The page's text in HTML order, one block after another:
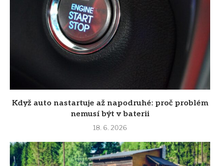
Když auto nastartuje až napodruhé: proč problém
nemusí být v baterii
18. 6. 2026